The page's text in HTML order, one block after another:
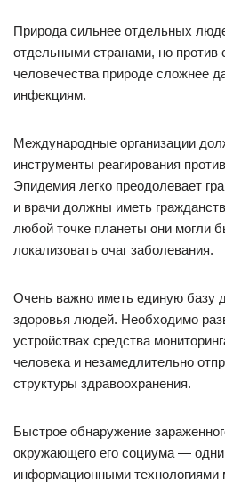
Природа сильнее отдельных
отдельными странами, но против
человечества природе сложнее
инфекциям.
Международные организации
инструменты реагирования
Эпидемия легко преодолевает
и врачи должны иметь
любой точке планеты они могли
локализовать очаг заболевания.
Очень важно иметь единую базу
здоровья людей. Необходимо
устройствах средства
человека и незамедлительно
структуры здравоохранения.
Быстрое обнаружение
окружающего его социума —
информационными технологиями